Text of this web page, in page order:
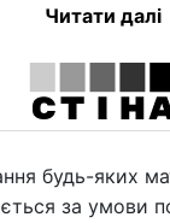
Читати далі
будь-яких
за умови